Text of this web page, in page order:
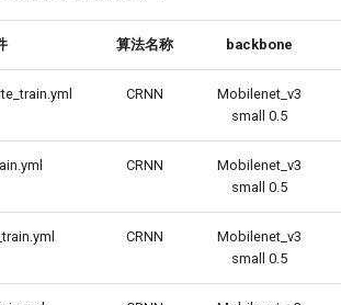
算法名称 backbone
CRNN
Mobilenet_v3
small 0.5
CRNN
Mobilenet_v3
small 0.5
CRNN
Mobilenet_v3
small 0.5